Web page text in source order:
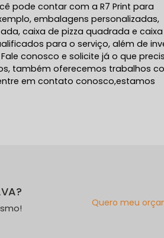
pode contar com a R7 Print para
embalagens personalizadas,
caixa de pizza quadrada e caixa
para o serviço, além de
conosco e solicite já o que
também oferecemos trabalhos
em contato conosco,estamos
Quero meu